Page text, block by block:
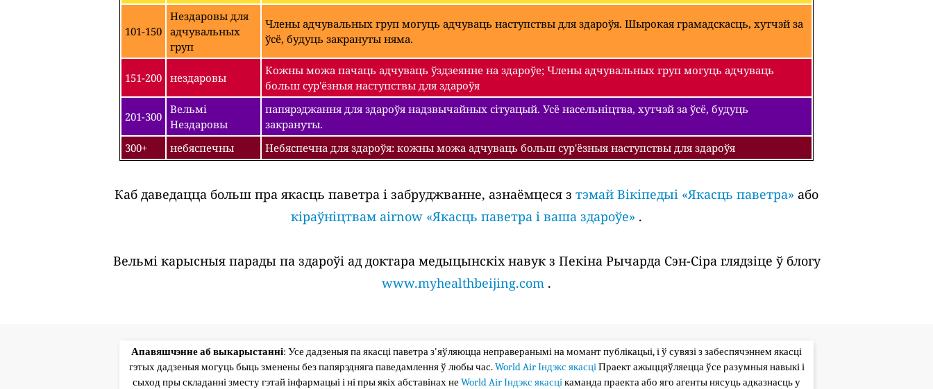
101-150
Нездаровы для
адчувальных
груп
Члены адчувальных груп могуць адчуваць наступствы для здароўя. Шырокая грамадскасць, хутчэй за
ўсё, будуць закрануты няма.
151-200 нездаровы
Кожны можа пачаць адчуваць ўздзеянне на здароўе; Члены адчувальных груп могуць адчуваць
больш сур'ёзныя наступствы для здароўя
201-300
Вельмі
Нездаровы
папярэджання для здароўя надзвычайных сітуацый. Усё насельніцтва, хутчэй за ўсё, будуць
закрануты.
300+
небяспечны Небяспечна для здароўя: кожны можа адчуваць больш сур'ёзныя наступствы для здароўя
Каб даведацца больш пра якасць паветра і забруджванне, азнаёмцеся з тэмай Вікіпедыі «Якасць паветра» або
кіраўніцтвам airnow «Якасць паветра і ваша здароўе» .
Вельмі карысныя парады па здароўі ад доктара медыцынскіх навук з Пекіна Рычарда Сэн-Сіра глядзіце ў блогу
www.myhealthbeijing.com .
Апавяшчэнне аб выкарыстанні: Усе дадзеныя па якасці паветра з'яўляюцца неправеранымі на момант публікацыі, і ў сувязі з забеспячэннем якасці
гэтых дадзеныя могуць быць зменены без папярэдняга паведамлення ў любы час.World Air Індэкс якасціПраект ажыццяўляецца ўсе разумныя навыкі і
сыход пры складанні зместу гэтай інфармацыі і ні пры якіх абставінах не World Air Індэкс якасцікаманда праекта або яго агенты нясуць адказнасць у